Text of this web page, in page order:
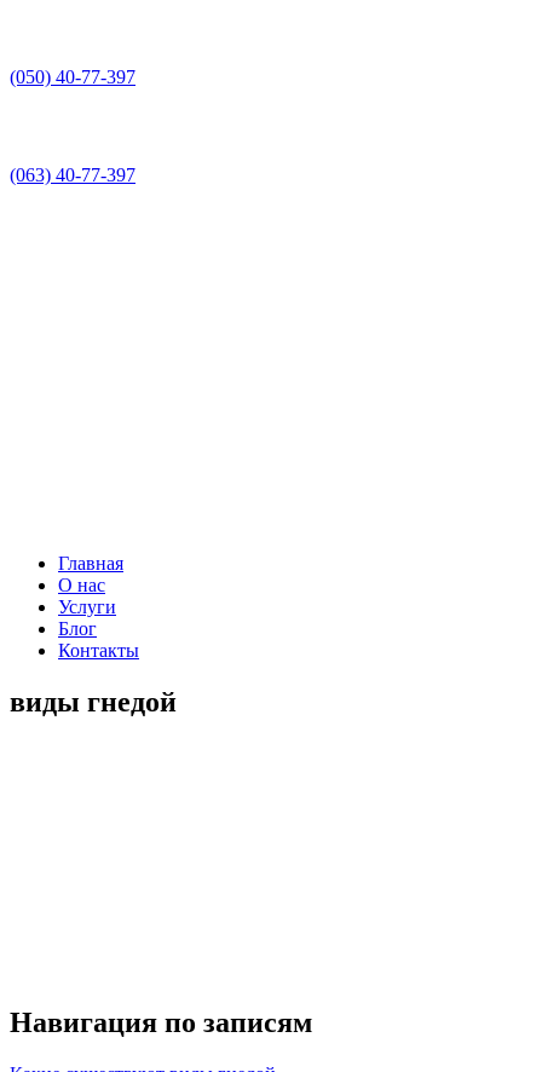
(050) 40-77-397
(063) 40-77-397
Главная
О нас
Услуги
Блог
Контакты
виды гнедой
Навигация по записям